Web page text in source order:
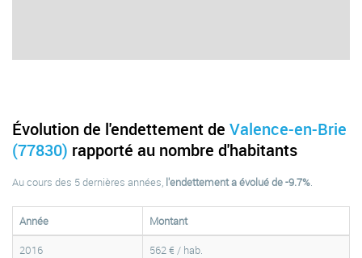
Évolution de l'endettement de Valence-en-Brie
(77830) rapporté au nombre d'habitants
Au cours des 5 dernières années, l'endettement a évolué de -9.7%.
Année
Montant
2016
562 € / hab.